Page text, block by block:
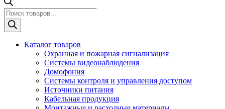
Поиск
товаров
Каталог товаров
Охранная и пожарная сигнализация
Системы видеонаблюдения
Домофония
Системы контроля и управления доступом
Источники питания
Кабельная продукция